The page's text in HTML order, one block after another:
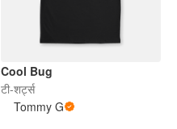
Cool Bug
टी-शर्ट्स
Tommy G